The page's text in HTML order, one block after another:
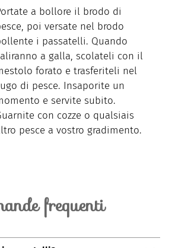
a bollore il brodo di
poi versate nel brodo
i passatelli. Quando
a galla, scolateli con il
forato e trasferiteli nel
di pesce. Insaporite un
e servite subito.
con cozze o qualsiais
pesce a vostro gradimento.
frequenti